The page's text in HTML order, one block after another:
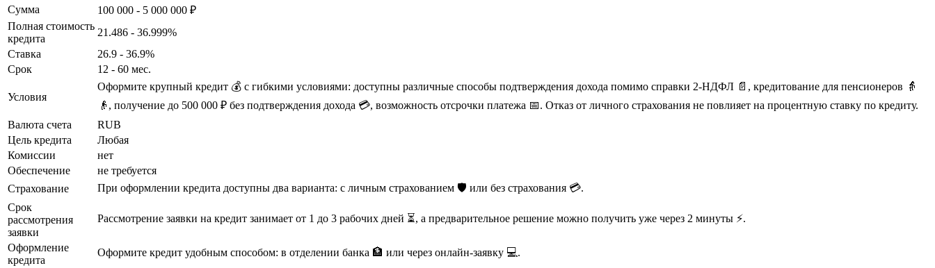
Сумма
100 000 - 5 000 000 ₽
Полная стоимость
кредита
21.486 - 36.999%
Ставка
26.9 - 36.9%
Срок
12 - 60 мес.
Условия
Оформите крупный кредит 💰 с гибкими условиями: доступны различные способы подтверждения дохода помимо справки 2-НДФЛ 📄, кредитование для пенсионеров 👵
👴, получение до 500 000 ₽ без подтверждения дохода 💳, возможность отсрочки платежа 📅. Отказ от личного страхования не повлияет на процентную ставку по кредиту.
Валюта счета
RUB
Цель кредита
Любая
Комиссии
нет
Обеспечение
не требуется
Страхование
При оформлении кредита доступны два варианта: с личным страхованием 🛡️ или без страхования 💳.
Срок
рассмотрения
заявки
Рассмотрение заявки на кредит занимает от 1 до 3 рабочих дней ⏳, а предварительное решение можно получить уже через 2 минуты ⚡.
Оформление
кредита
Оформите кредит удобным способом: в отделении банка 🏦 или через онлайн-заявку 💻.